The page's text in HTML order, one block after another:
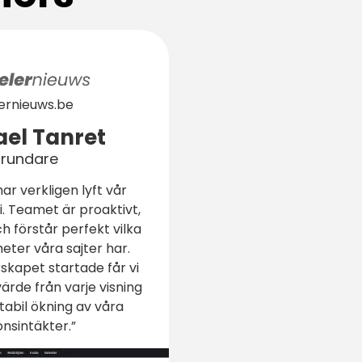
Tanret
verkligen lyft vår
Teamet är proaktivt,
förstår perfekt vilka
våra sajter har.
startade får vi
från varje visning
ökning av våra